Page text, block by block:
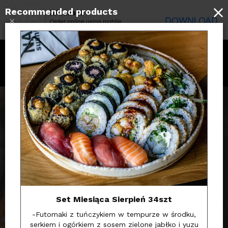
×
NA!Sushi
Order online using mobile
DOWNLOAD
Zmiany na stronie
:)
Kochani zmieniliśmy obsługę
naszej strony internetowej, w celu
przepisania punktów
lojalnościowych prosimy o
Recommended products
Set Miesiąca Sierpień 34szt
-Futomaki z tuńczykiem w tempurze w środku,
serkiem i ogórkiem z sosem zielone jabłko i yuzu